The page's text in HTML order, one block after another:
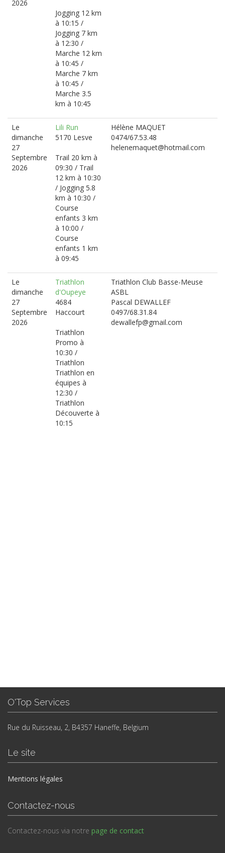
2026
Jogging 12 km
à 10:15 /
Jogging 7 km
à 12:30 /
Marche 12 km
à 10:45 /
Marche 7 km
à 10:45 /
Marche 3.5
km à 10:45
Le
dimanche
27
Septembre
2026
Lili Run
5170 Lesve
Trail 20 km à
09:30 / Trail
12 km à 10:30
/ Jogging 5.8
km à 10:30 /
Course
enfants 3 km
à 10:00 /
Course
enfants 1 km
à 09:45
Hélène MAQUET
0474/67.53.48
helenemaquet@hotmail.com
Le
dimanche
27
Septembre
2026
Triathlon
d'Oupeye
4684
Haccourt
Triathlon
Promo à
10:30 /
Triathlon
Triathlon en
équipes à
12:30 /
Triathlon
Découverte à
10:15
Triathlon Club Basse-Meuse
ASBL
Pascal DEWALLEF
0497/68.31.84
dewallefp@gmail.com
O'Top Services
Rue du Ruisseau, 2, B4357 Haneffe, Belgium
Le site
Mentions légales
Contactez-nous
Contactez-nous via notre page de contact